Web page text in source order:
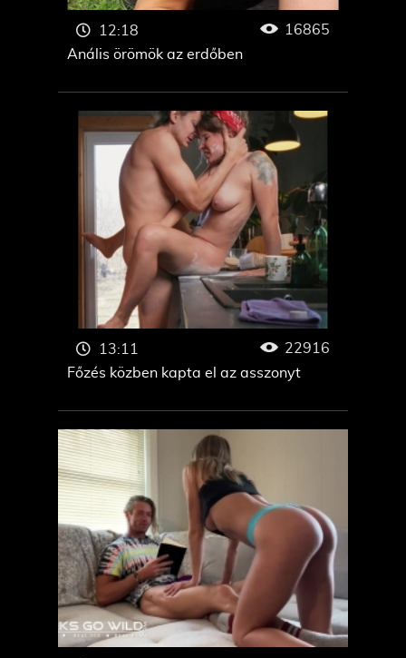
Anális örömök az erdőben
12:18 16865
Főzés közben kapta el az asszonyt
13:11 22916